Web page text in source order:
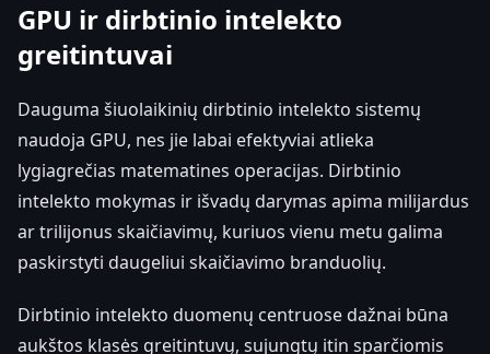
GPU ir dirbtinio intelekto
greitintuvai
Dauguma šiuolaikinių dirbtinio intelekto sistemų
naudoja GPU, nes jie labai efektyviai atlieka
lygiagrečias matematines operacijas. Dirbtinio
intelekto mokymas ir išvadų darymas apima milijardus
ar trilijonus skaičiavimų, kuriuos vienu metu galima
paskirstyti daugeliui skaičiavimo branduolių.
Dirbtinio intelekto duomenų centruose dažnai būna
aukštos klasės greitintuvų, sujungtų itin sparčiomis